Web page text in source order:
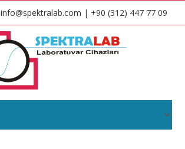
info@spektralab.com | +90 (312) 447 77 09